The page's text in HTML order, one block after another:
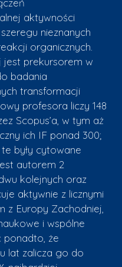
aktywności
nieznanych
organicznych.
jest prekursorem w
badania
transformacji
profesora liczy 148
Scopus’a, w tym aż
ich IF ponad 300;
były cytowane
autorem 2
kolejnych oraz
aktywnie z licznymi
z Europy Zachodniej,
i wspólne
ponadto, że
lat zalicza go do